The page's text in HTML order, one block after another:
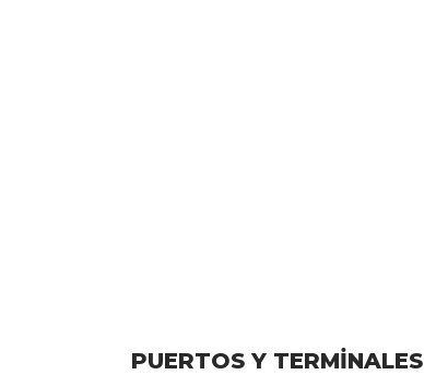
PUERTOS Y TERMİNALES